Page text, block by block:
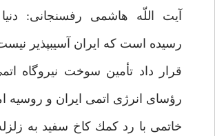
آيت اللّه هاشمى رفسنجانى: دنيا
رسيده است كه ايران آسيب‏پذير نيست. (8/
قرار داد تأمين سوخت نيروگاه
رؤساى انرژى اتمى ايران و روسيه
خاتمى با رد كمك كاخ سفيد به